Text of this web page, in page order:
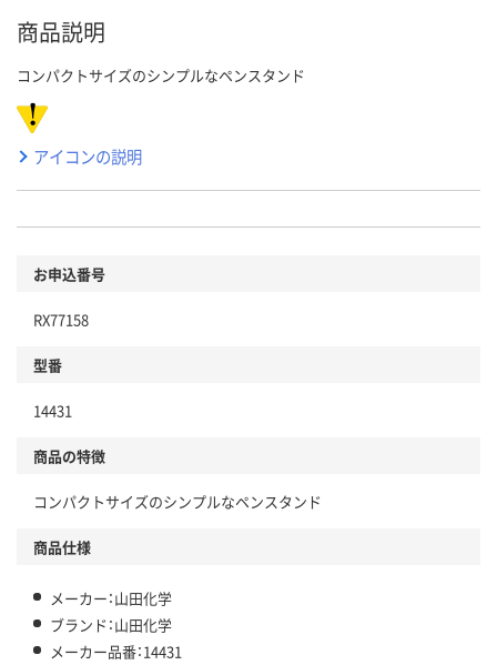
商品説明
コンパクトサイズのシンプルなペンスタンド
アイコンの説明
お申込番号
RX77158
型番
14431
商品の特徴
コンパクトサイズのシンプルなペンスタンド
商品仕様
メーカー：山田化学
ブランド：山田化学
メーカー品番：14431